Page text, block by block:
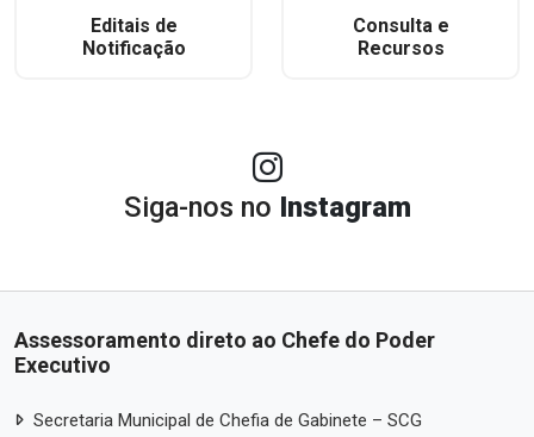
Editais de
Notificação
Consulta e
Recursos
Siga-nos no Instagram
Assessoramento direto ao Chefe do Poder
Executivo
Secretaria Municipal de Chefia de Gabinete – SCG